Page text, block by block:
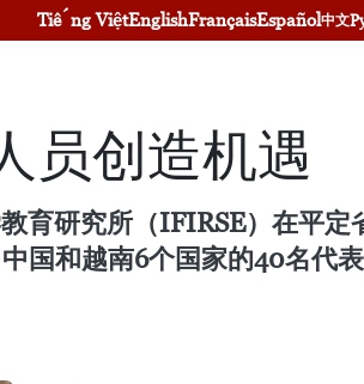
Tiếng ViệtEnglishFrançaisEspañol中文
员创造机遇
育研究所（IFIRSE）在平定
国和越南6个国家的40名代